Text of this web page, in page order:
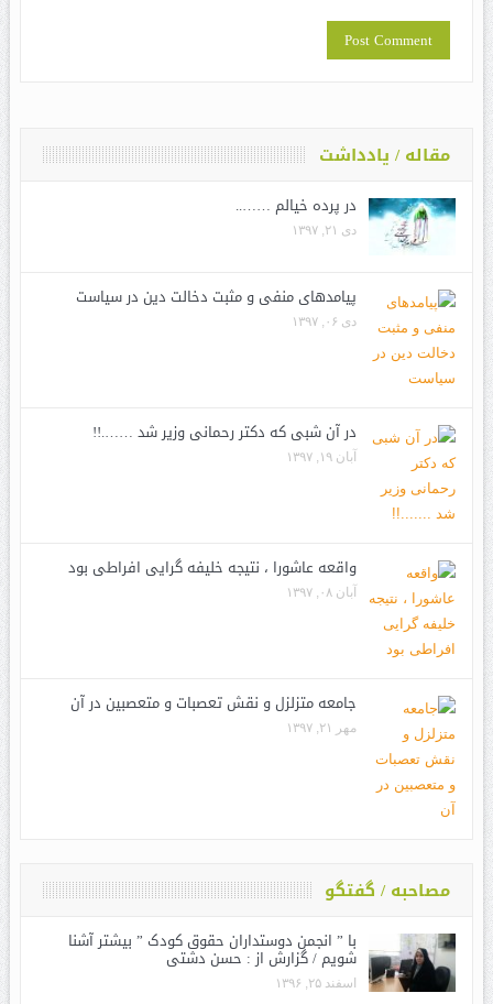
مقاله / یادداشت
در پرده خیالم ……..
دی ۲۱, ۱۳۹۷
پیامدهای منفی و مثبت دخالت دین در سیاست
دی ۰۶, ۱۳۹۷
در آن شبی که دکتر رحمانی وزیر شد …….!!
آبان ۱۹, ۱۳۹۷
واقعه عاشورا ، نتیجه خلیفه گرایی افراطی بود
آبان ۰۸, ۱۳۹۷
جامعه متزلزل و نقش تعصبات و متعصبین در آن
مهر ۲۱, ۱۳۹۷
مصاحبه / گفتگو
با ” انجمن دوستداران حقوق کودک ” بیشتر آشنا
شویم / گزارش از : حسن دشتی
اسفند ۲۵, ۱۳۹۶